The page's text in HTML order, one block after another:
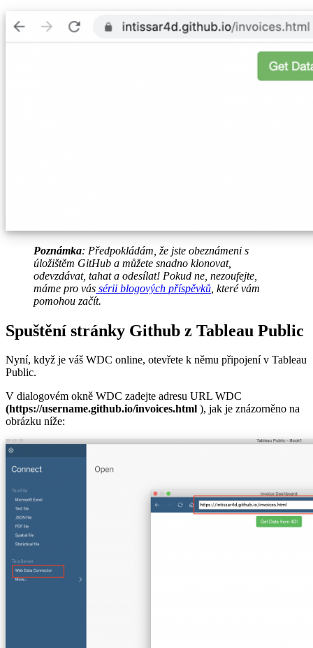
Poznámka: Předpokládám, že jste obeznámeni s
úložištěm GitHub a můžete snadno klonovat,
odevzdávat, tahat a odesílat! Pokud ne, nezoufejte,
máme pro vás sérii blogových příspěvků , které vám
pomohou začít.
Spuštění stránky Github z Tableau Public
Nyní, když je váš WDC online, otevřete k němu připojení v Tableau
Public.
V dialogovém okně WDC zadejte adresu URL WDC
(https://username.github.io/invoices.html ), jak je znázorněno na
obrázku níže: